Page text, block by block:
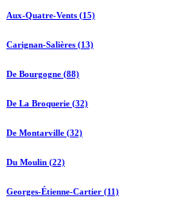
Aux-Quatre-Vents (15)
Carignan-Salières (13)
De Bourgogne (88)
De La Broquerie (32)
De Montarville (32)
Du Moulin (22)
Georges-Étienne-Cartier (11)